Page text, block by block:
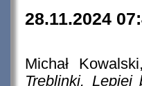
28.11.2024
Michał
Treblinki. Lepiej